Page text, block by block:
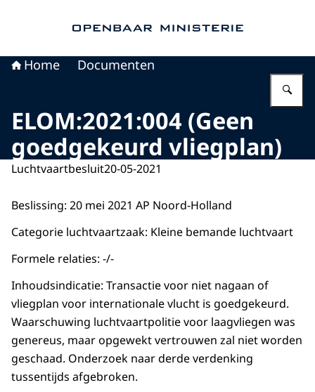
Home Documenten
ELOM:2021:004 (Geen
goedgekeurd vliegplan)
Luchtvaartbesluit20-05-2021
Beslissing: 20 mei 2021 AP Noord-Holland
Categorie luchtvaartzaak: Kleine bemande luchtvaart
Formele relaties: -/-
Inhoudsindicatie: Transactie voor niet nagaan of
vliegplan voor internationale vlucht is goedgekeurd.
Waarschuwing luchtvaartpolitie voor laagvliegen was
genereus, maar opgewekt vertrouwen zal niet worden
geschaad. Onderzoek naar derde verdenking
tussentijds afgebroken.